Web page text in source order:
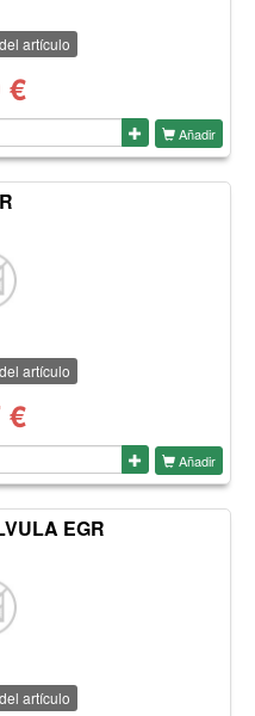
artículo
€
Añadir
artículo
€
Añadir
EGR
artículo